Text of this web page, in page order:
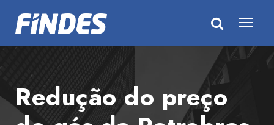
Redução do preço